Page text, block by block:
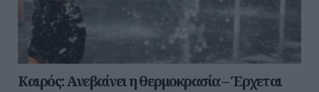
Καιρός: Ανεβαίνει η θερμοκρασία – Έρχεται